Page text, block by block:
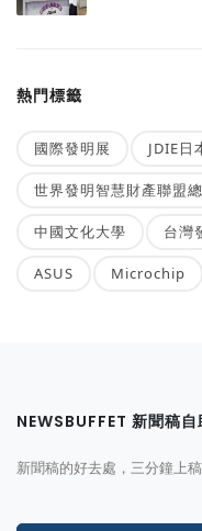
熱門標籤
國際發明展 JDIE日
世界發明智慧財產聯盟
中國文化大學 台灣
ASUS Microchip
NEWSBUFFET 新聞稿
新聞稿的好去處，三分鐘上